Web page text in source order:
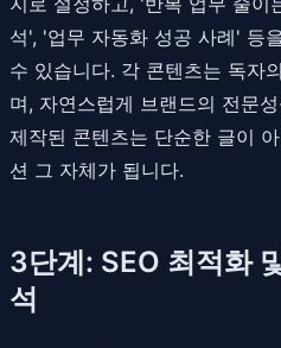
석', '업무 자동화 성공 사례' 등
수 있습니다. 각 콘텐츠는 독자
며, 자연스럽게 브랜드의 전문
제작된 콘텐츠는 단순한 글이
션 그 자체가 됩니다.
3단계: SEO 최적화
석